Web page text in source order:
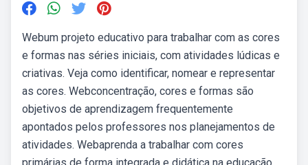
Webum projeto educativo para trabalhar com as cores
e formas nas séries iniciais, com atividades lúdicas e
criativas. Veja como identificar, nomear e representar
as cores. Webconcentração, cores e formas são
objetivos de aprendizagem frequentemente
apontados pelos professores nos planejamentos de
atividades. Webaprenda a trabalhar com cores